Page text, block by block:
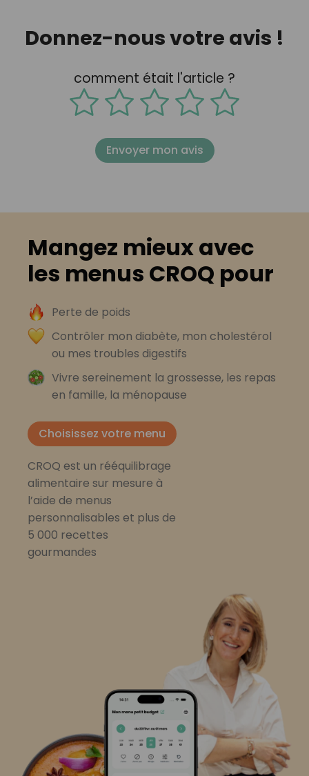
Donnez-nous votre avis !
comment était l'article ?
Envoyer mon avis
Mangez mieux avec
les menus CROQ pour
Perte de poids
Contrôler mon diabète, mon cholestérol
ou mes troubles digestifs
Vivre sereinement la grossesse, les repas
en famille, la ménopause
Choisissez votre menu
CROQ est un rééquilibrage
alimentaire sur mesure à
l’aide de menus
personnalisables et plus de
5 000 recettes
gourmandes